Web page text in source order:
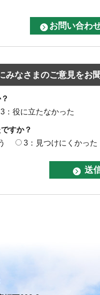
みなさまのご意見をお
3：役に立たなかった
すか？
3：見つけにくかった